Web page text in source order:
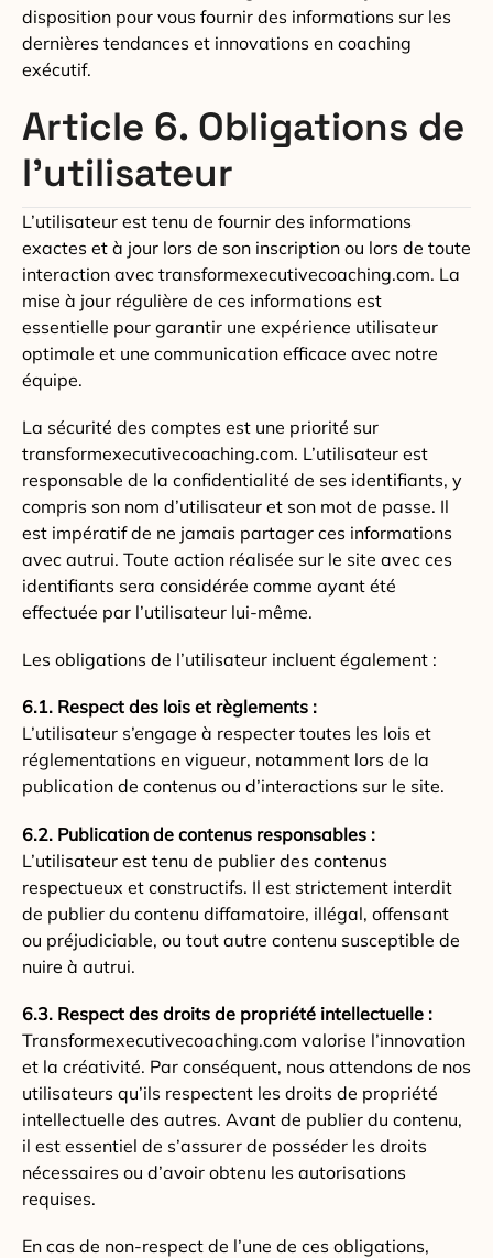
disposition pour vous fournir des informations sur les
dernières tendances et innovations en coaching
exécutif.
Article 6. Obligations de
l’utilisateur
L’utilisateur est tenu de fournir des informations
exactes et à jour lors de son inscription ou lors de toute
interaction avec transformexecutivecoaching.com. La
mise à jour régulière de ces informations est
essentielle pour garantir une expérience utilisateur
optimale et une communication efficace avec notre
équipe.
La sécurité des comptes est une priorité sur
transformexecutivecoaching.com. L’utilisateur est
responsable de la confidentialité de ses identifiants, y
compris son nom d’utilisateur et son mot de passe. Il
est impératif de ne jamais partager ces informations
avec autrui. Toute action réalisée sur le site avec ces
identifiants sera considérée comme ayant été
effectuée par l’utilisateur lui-même.
Les obligations de l’utilisateur incluent également :
6.1. Respect des lois et règlements :
L’utilisateur s’engage à respecter toutes les lois et
réglementations en vigueur, notamment lors de la
publication de contenus ou d’interactions sur le site.
6.2. Publication de contenus responsables :
L’utilisateur est tenu de publier des contenus
respectueux et constructifs. Il est strictement interdit
de publier du contenu diffamatoire, illégal, offensant
ou préjudiciable, ou tout autre contenu susceptible de
nuire à autrui.
6.3. Respect des droits de propriété intellectuelle :
Transformexecutivecoaching.com valorise l’innovation
et la créativité. Par conséquent, nous attendons de nos
utilisateurs qu’ils respectent les droits de propriété
intellectuelle des autres. Avant de publier du contenu,
il est essentiel de s’assurer de posséder les droits
nécessaires ou d’avoir obtenu les autorisations
requises.
En cas de non-respect de l’une de ces obligations,